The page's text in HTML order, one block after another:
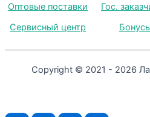
Оптовые поставки
Гос.
Сервисный центр
Copyright © 2021 - 2026